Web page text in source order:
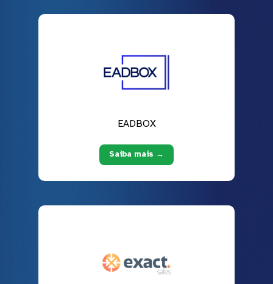
EADBOX
Saiba mais →